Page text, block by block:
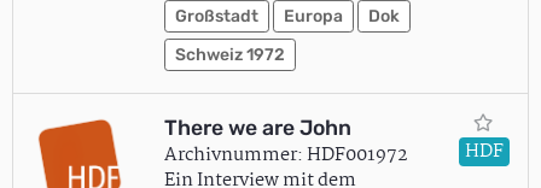
Großstadt
Europa
Dok
Schweiz 1972
There we are John
Archivnummer: HDF001972
Ein Interview mit dem
HDF